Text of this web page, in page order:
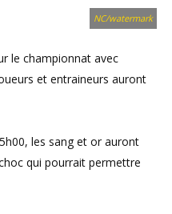
NC/watermark
le championnat avec
et entraineurs auront
les sang et or auront
qui pourrait permettre